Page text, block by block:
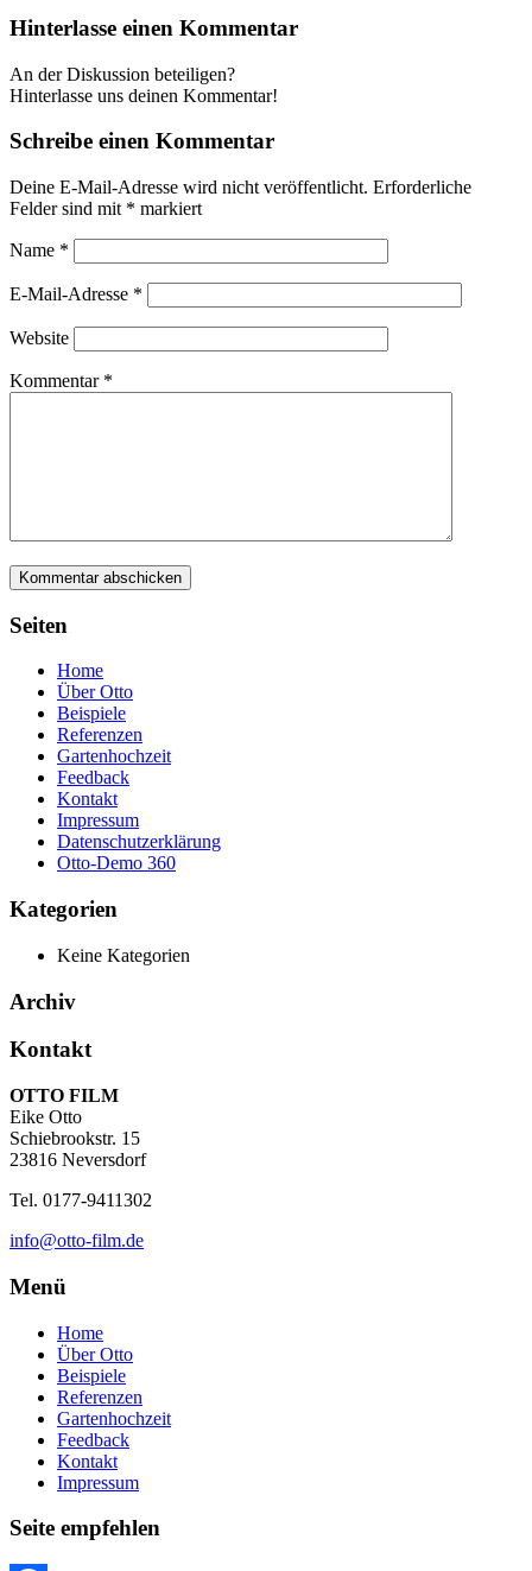
Hinterlasse einen Kommentar
An der Diskussion beteiligen?
Hinterlasse uns deinen Kommentar!
Schreibe einen Kommentar
Deine E-Mail-Adresse wird nicht veröffentlicht. Erforderliche
Felder sind mit * markiert
Name *
E-Mail-Adresse *
Website
Kommentar *
Seiten
Home
Über Otto
Beispiele
Referenzen
Gartenhochzeit
Feedback
Kontakt
Impressum
Datenschutzerklärung
Otto-Demo 360
Kategorien
Keine Kategorien
Archiv
Kontakt
OTTO FILM
Eike Otto
Schiebrookstr. 15
23816 Neversdorf
Tel. 0177-9411302
info@otto-film.de
Menü
Home
Über Otto
Beispiele
Referenzen
Gartenhochzeit
Feedback
Kontakt
Impressum
Seite empfehlen